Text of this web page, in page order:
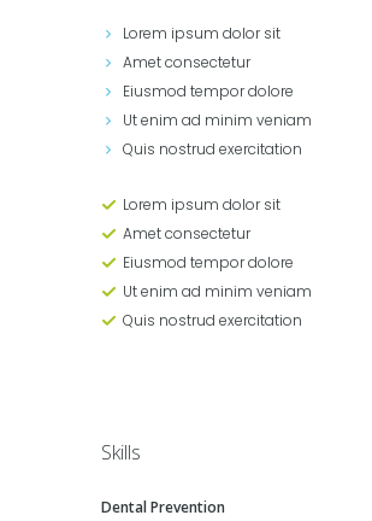
Lorem ipsum dolor sit
Amet consectetur
Eiusmod tempor dolore
Ut enim ad minim veniam
Quis nostrud exercitation
Lorem ipsum dolor sit
Amet consectetur
Eiusmod tempor dolore
Ut enim ad minim veniam
Quis nostrud exercitation
Skills
Dental Prevention